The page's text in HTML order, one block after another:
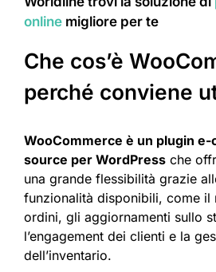
online migliore per te
Che cos’è
perché conviene
WooCommerce è un plugin
source per WordPress che
una grande flessibilità grazie
funzionalità disponibili, come il
ordini, gli aggiornamenti sullo
l’engagement dei clienti e la
dell’inventario.